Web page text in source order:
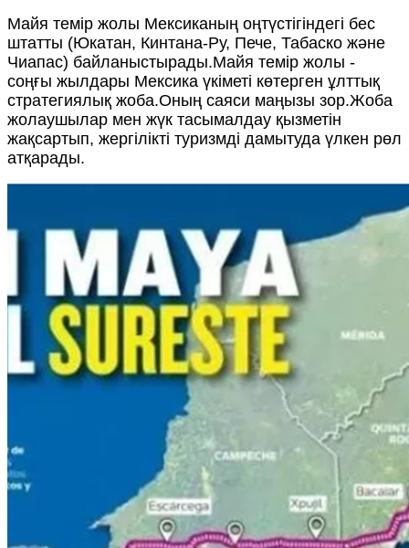
Майя темір жолы Мексиканың оңтүстігіндегі бес
штатты (Юкатан, Кинтана-Ру, Пече, Табаско және
Чиапас) байланыстырады.Майя темір жолы -
соңғы жылдары Мексика үкіметі көтерген ұлттық
стратегиялық жоба.Оның саяси маңызы зор.Жоба
жолаушылар мен жүк тасымалдау қызметін
жақсартып, жергілікті туризмді дамытуда үлкен рөл
атқарады.